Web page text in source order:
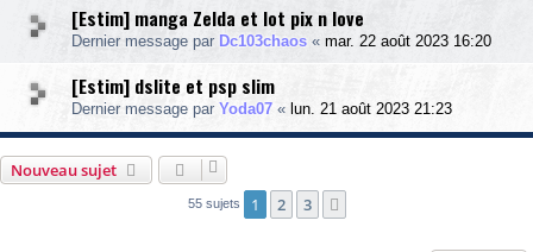
[Estim] manga Zelda et lot pix n love
Dernier message par Dc103chaos « mar. 22 août 2023 16:20
[Estim] dslite et psp slim
Dernier message par Yoda07 « lun. 21 août 2023 21:23
Nouveau sujet
55 sujets 1 2 3